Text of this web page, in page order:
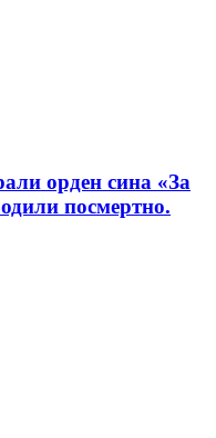
орден сина «За
посмертно.